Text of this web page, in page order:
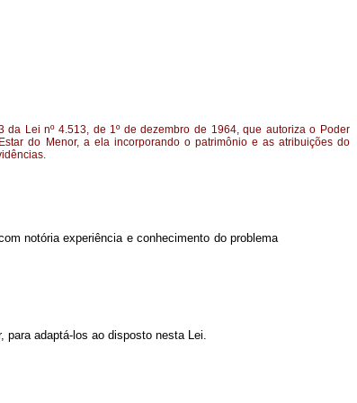
Lei nº 4.513, de 1º de dezembro de 1964, que autoriza o Poder
do Menor, a ela incorporando o patrimônio e as atribuições do
notória experiência e conhecimento do problema
para adaptá-los ao disposto nesta Lei.